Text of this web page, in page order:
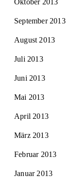
September 2013
August 2013
Juli 2013
Juni 2013
Mai 2013
April 2013
März 2013
Februar 2013
Januar 2013